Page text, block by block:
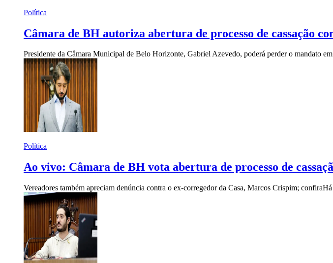
Política
Câmara de BH autoriza abertura de processo de cassação
Presidente da Câmara Municipal de Belo Horizonte, Gabriel Azevedo, poderá perder o mandato
Política
Ao vivo: Câmara de BH vota abertura de processo de
Vereadores também apreciam denúncia contra o ex-corregedor da Casa, Marcos Crispim; confiraHá